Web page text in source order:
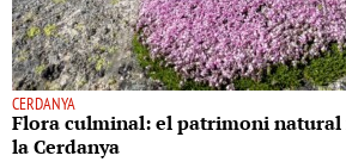
CERDANYA
Flora culminal: el patrimoni natural
la Cerdanya